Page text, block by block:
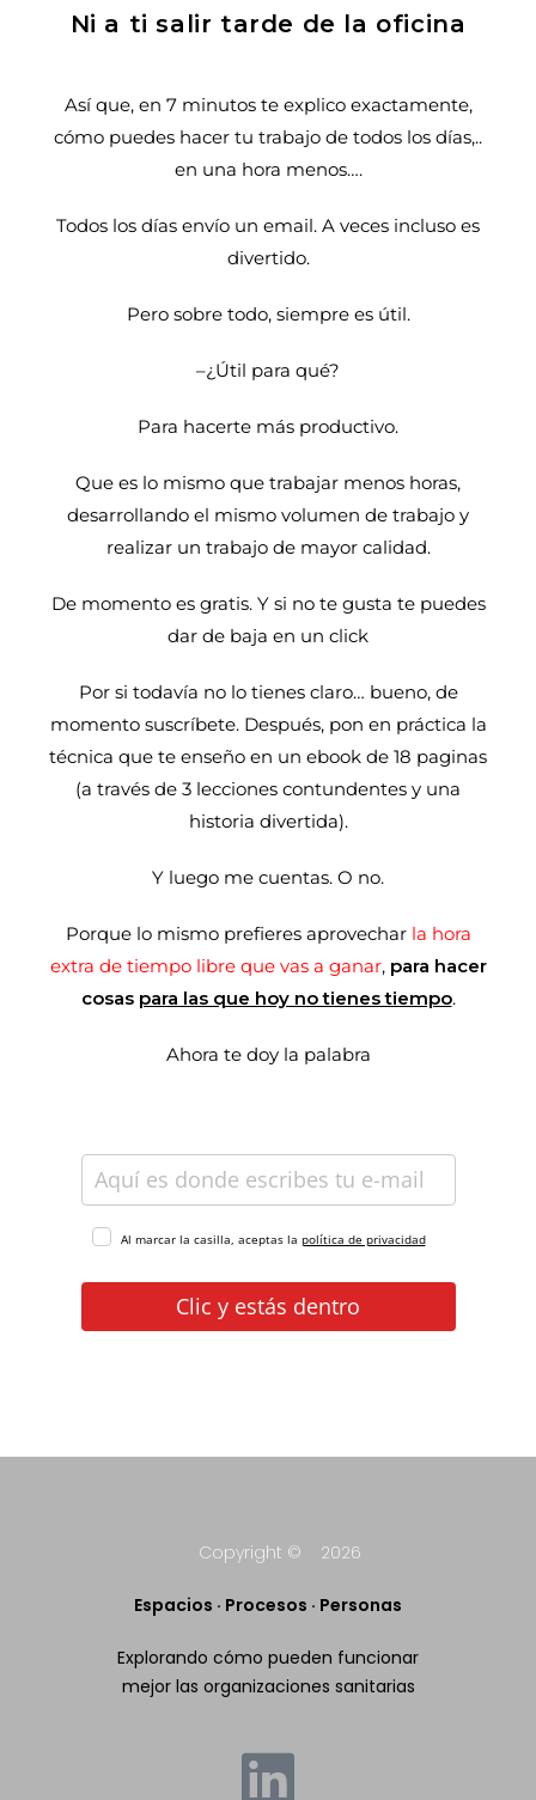
Ni a ti salir tarde de la oficina
Así que, en 7 minutos te explico exactamente,
cómo puedes hacer tu trabajo de todos los días,..
en una hora menos….
Todos los días envío un email. A veces incluso es
divertido.
Pero sobre todo, siempre es útil.
–¿Útil para qué?
Para hacerte más productivo.
Que es lo mismo que trabajar menos horas,
desarrollando el mismo volumen de trabajo y
realizar un trabajo de mayor calidad.
De momento es gratis. Y si no te gusta te puedes
dar de baja en un click
Por si todavía no lo tienes claro… bueno, de
momento suscríbete. Después, pon en práctica la
técnica que te enseño en un ebook de 18 paginas
(a través de 3 lecciones contundentes y una
historia divertida).
Y luego me cuentas. O no.
Porque lo mismo prefieres aprovechar la hora
extra de tiempo libre que vas a ganar, para hacer
cosas para las que hoy no tienes tiempo.
Ahora te doy la palabra
Al marcar la casilla, aceptas la política de privacidad
Clic y estás dentro
Copyright © 2026
Espacios · Procesos · Personas
Explorando cómo pueden funcionar
mejor las organizaciones sanitarias